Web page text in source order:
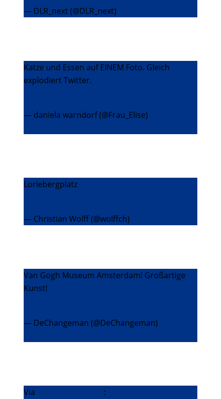
— DLR_next (@DLR_next)
Katze und Essen auf EINEM Foto. Gleich
explodiert Twitter.
— daniela warndorf (@Frau_Elise)
Lorlebergplatz
— Christian Wolff (@wolffch)
Van Gogh Museum Amsterdam! Großartige
Kunst!
— DeChangeman (@DeChangeman)
Via
: